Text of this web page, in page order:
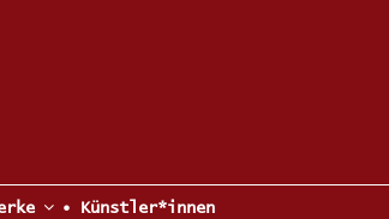
• Künstler*innen